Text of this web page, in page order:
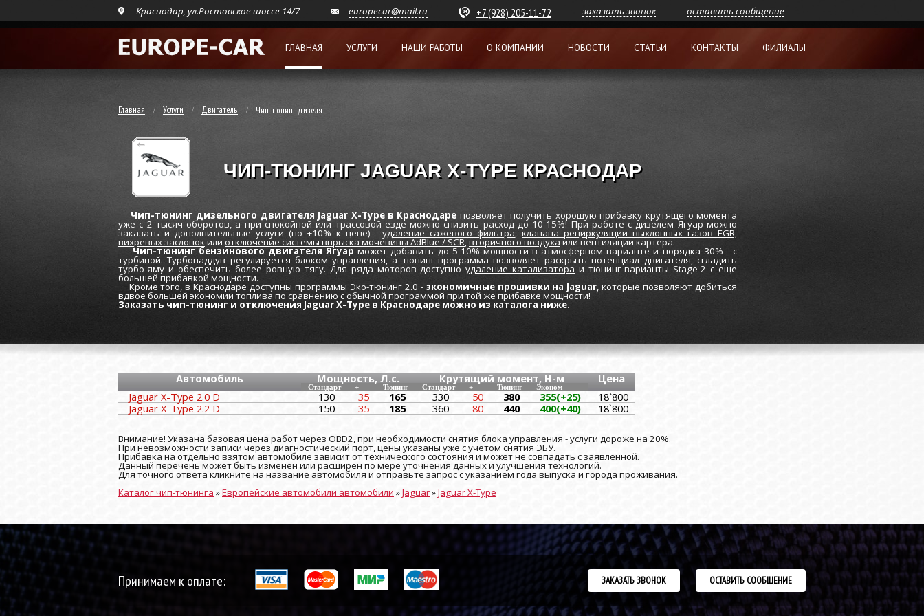
Краснодар, ул.Ростовское шоссе 14/7 europecar@mail.ru +7 (928) 205-11-72 заказать звонок оставить сообщение
ГЛАВНАЯ УСЛУГИ НАШИ РАБОТЫ О КОМПАНИИ НОВОСТИ СТАТЬИ КОНТАКТЫ ФИЛИАЛЫ
Главная Услуги Двигатель Чип-тюнинг дизеля
ЧИП-ТЮНИНГ JAGUAR X-TYPE КРАСНОДАР
Чип-тюнинг дизельного двигателя Jaguar X-Type в Краснодаре позволяет получить хорошую прибавку крутящего момента
уже c 2 тысяч оборотов, а при спокойной или трассовой езде можно снизить расход до 10-15%! При работе с дизелем Ягуар можно
заказать и дополнительные услуги (по +10% к цене) -удаление сажевого фильтра,клапана рециркуляции выхлопных газов EGR,
вихревых заслонокили отключение системы впрыска мочевины AdBlue / SCR,вторичного воздухаили вентиляции картера.
Чип-тюнинг бензинового двигателя Ягуарможет добавить до 5-10% мощности в атмосферном варианте и порядка 30% - с
турбиной. Турбонаддув регулируется блоком управления, а тюнинг-программа позволяет раскрыть потенциал двигателя, сгладить
турбо-яму и обеспечить более ровную тягу. Для ряда моторов доступноудаление катализатора и тюнинг-варианты Stage-2 с еще
большей прибавкой мощности.
Кроме того, в Краснодаре доступны программы Эко-тюнинг 2.0 - экономичные прошивки на Jaguar, которые позволяют добиться
вдвое большей экономии топлива по сравнению с обычной программой при той же прибавке мощности!
Заказать чип-тюнинг и отключения Jaguar X-Type в Краснодаре можно из каталога ниже.
Автомобиль Мощность, Л.с. Крутящий момент, Н-м Цена
Стандарт + Тюнинг Стандарт + Тюнинг Эконом
Jaguar X-Type 2.0 D 130 35 165 330 50 380 355(+25)
18`800
Jaguar X-Type 2.2 D
150 35 185 360 80 440 400(+40) 18`800
Внимание! Указана базовая цена работ через OBD2, при необходимости снятия блока управления - услуги дороже на 20%.
При невозможности записи через диагностический порт, цены указаны уже с учетом снятия ЭБУ.
Прибавка на отдельно взятом автомобиле зависит от технического состояния и может не совпадать с заявленной.
Данный перечень может быть изменен или расширен по мере уточнения данных и улучшения технологий.
Для точного ответа кликните на название автомобиля и отправьте запрос с указанием года выпуска и города проживания.
Каталог чип-тюнинга »Европейские автомобили автомобили »Jaguar»Jaguar X-Type
Принимаем к оплате: ЗАКАЗАТЬ ЗВОНОК ОСТАВИТЬ СООБЩЕНИЕ